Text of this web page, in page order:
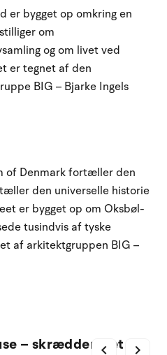
er bygget op omkring en
om
og om livet ved
er tegnet af den
BIG – Bjarke Ingels
of Denmark fortæller den
den universelle historie
er bygget op om Oksbøl-
tusindvis af tyske
af arkitektgruppen BIG –
– skræddersyet til
chevron_left chevron_right